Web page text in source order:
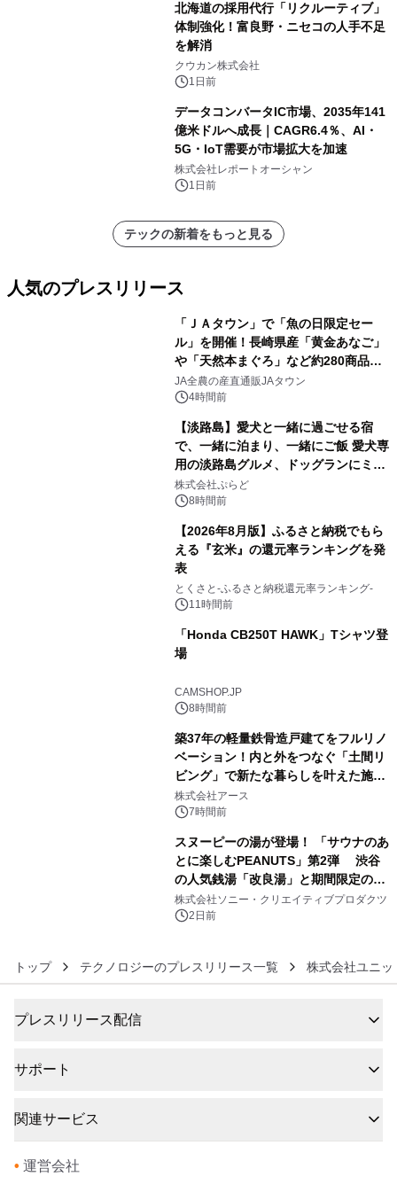
北海道の採用代行「リクルーティブ」
体制強化！富良野・ニセコの人手不足
を解消
クウカン株式会社
1日前
データコンバータIC市場、2035年141
億米ドルへ成長｜CAGR6.4％、AI・
5G・IoT需要が市場拡大を加速
株式会社レポートオーシャン
1日前
テックの新着をもっと見る
人気のプレスリリース
「ＪＡタウン」で「魚の日限定セー
ル」を開催！長崎県産「黄金あなご」
や「天然本まぐろ」など約280商品を
販売！～毎月１０日の定例企画～
JA全農の産直通販JAタウン
4時間前
【淡路島】愛犬と一緒に過ごせる宿
で、一緒に泊まり、一緒にご飯 愛犬専
用の淡路島グルメ、ドッグランにミニ
プール グランピングとトレーラーハウ
スの2施設で
株式会社ぷらど
8時間前
【2026年8月版】ふるさと納税でもら
える『玄米』の還元率ランキングを発
表
とくさと-ふるさと納税還元率ランキング-
11時間前
「Honda CB250T HAWK」Tシャツ登
場
CAMSHOP.JP
8時間前
築37年の軽量鉄骨造戸建てをフルリノ
ベーション！内と外をつなぐ「土間リ
ビング」で新たな暮らしを叶えた施工
事例を株式会社アースが公開
株式会社アース
7時間前
スヌーピーの湯が登場！ 「サウナのあ
とに楽しむPEANUTS」第2弾 渋谷
の人気銭湯「改良湯」と期間限定のコ
ラボレーション サウナイキタイコラ
ボグッズも発売決定！
株式会社ソニー・クリエイティブプロダクツ
2日前
トップ テクノロジーのプレスリリース一覧 株式会社ユニッ
プレスリリース配信
サポート
関連サービス
• 運営会社